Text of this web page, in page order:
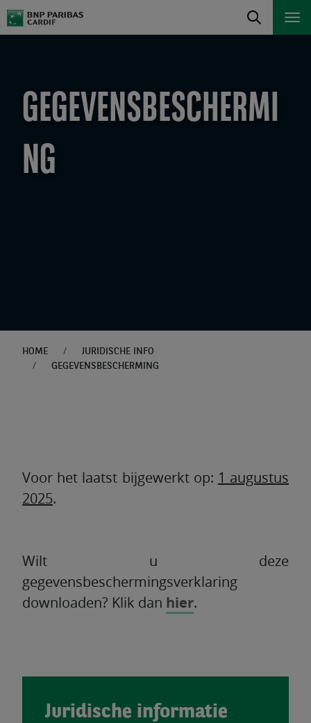
GEGEVENSBESCHERMI
NG
HOME
JURIDISCHE INFO
GEGEVENSBESCHERMING
Voor het laatst bijgewerkt op: 1 augustus
2025.
Wilt u deze
gegevensbeschermingsverklaring
downloaden? Klik dan hier.
Juridische informatie